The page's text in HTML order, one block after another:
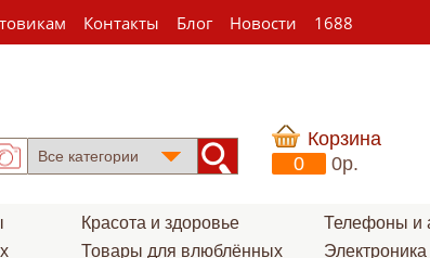
Контакты Блог Новости 1688
Корзина
0
0p.
Красота и здоровье
Товары для влюблённых
Телефоны и
Электроника